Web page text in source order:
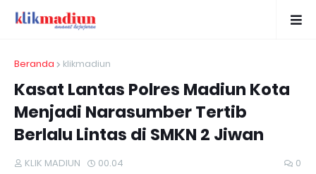
Beranda klikmadiun
Kasat Lantas Polres Madiun Kota
Menjadi Narasumber Tertib
Berlalu Lintas di SMKN 2 Jiwan
KLIK MADIUN 00.04 0